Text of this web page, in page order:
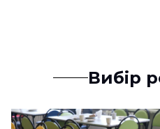
Вибір